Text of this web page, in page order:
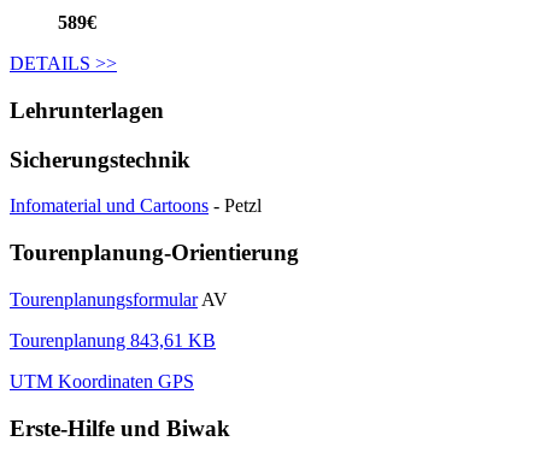
589€
DETAILS >>
Lehrunterlagen
Sicherungstechnik
Infomaterial und Cartoons - Petzl
Tourenplanung-Orientierung
TourenplanungsformularAV
Tourenplanung 843,61 KB
UTM Koordinaten GPS
Erste-Hilfe und Biwak